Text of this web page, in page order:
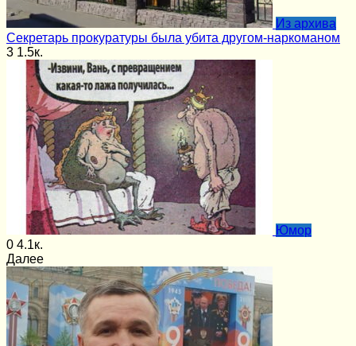
Из архива
Секретарь прокуратуры была убита другом-наркоманом
3 1.5к.
Юмор
0 4.1к.
Далее